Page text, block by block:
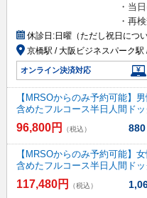
・当
・再
休診日:日曜（ただし祝日につ
京橋駅 / 大阪ビジネスパーク駅
オンライン決済対応
【MRSOからのみ予約可能】
含めたフルコース半日人間ド
96,800円 （税込） 880
【MRSOからのみ予約可能】
含めたフルコース半日人間ド
117,480円 （税込）